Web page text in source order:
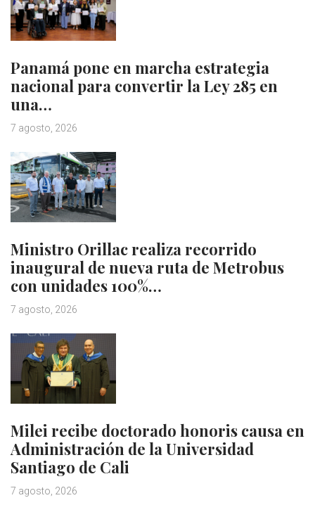
Panamá pone en marcha estrategia
nacional para convertir la Ley 285 en
una…
7 agosto, 2026
Ministro Orillac realiza recorrido
inaugural de nueva ruta de Metrobus
con unidades 100%…
7 agosto, 2026
Milei recibe doctorado honoris causa en
Administración de la Universidad
Santiago de Cali
7 agosto, 2026